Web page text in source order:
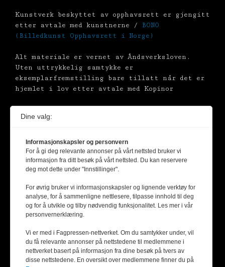
Kunstverk beskyttet av opphavsrett er gjengitt
etter avtale med kunstnerne / BONO
(Billedkunst Opphavsrett i Norge)
Alt materiale er vernet av Åndsverksloven.
Uten uttrykkelig samtykke er
eksemplarfremstilling bare tillatt når det er
hjemlet i lov etter avtale med Kopinor
Dine valg:
Informasjonskapsler og personvern
For å gi deg relevante annonser på vårt nettsted bruker vi
informasjon fra ditt besøk på vårt nettsted. Du kan reservere
deg mot dette under "Innstillinger".
For øvrig bruker vi informasjonskapsler og lignende verktøy for
analyse, for å sammenligne nettlesere, tilpasse innhold til deg
og for å utvikle og tilby nødvendig funksjonalitet. Les mer i vår
personvernerklæring.
Vi er med i Fagpressen-nettverket. Om du samtykker under, vil
du få relevante annonser på nettstedene til medlemmene i
nettverket basert på informasjon fra dine besøk på tvers av
disse nettstedene. En oversikt over medlemmene finner du på